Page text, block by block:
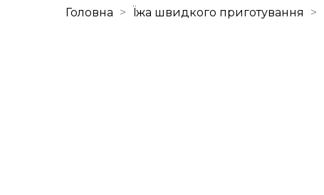
Головна Їжа швидкого приготування